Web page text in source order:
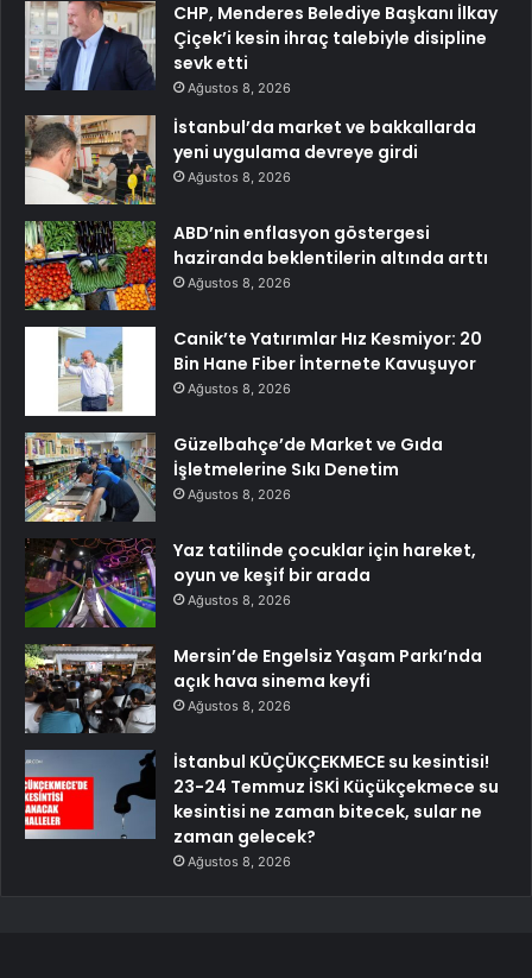
CHP, Menderes Belediye Başkanı İlkay
Çiçek’i kesin ihraç talebiyle disipline
sevk etti
Ağustos 8, 2026
İstanbul’da market ve bakkallarda
yeni uygulama devreye girdi
Ağustos 8, 2026
ABD’nin enflasyon göstergesi
haziranda beklentilerin altında arttı
Ağustos 8, 2026
Canik’te Yatırımlar Hız Kesmiyor: 20
Bin Hane Fiber İnternete Kavuşuyor
Ağustos 8, 2026
Güzelbahçe’de Market ve Gıda
İşletmelerine Sıkı Denetim
Ağustos 8, 2026
Yaz tatilinde çocuklar için hareket,
oyun ve keşif bir arada
Ağustos 8, 2026
Mersin’de Engelsiz Yaşam Parkı’nda
açık hava sinema keyfi
Ağustos 8, 2026
İstanbul KÜÇÜKÇEKMECE su kesintisi!
23-24 Temmuz İSKİ Küçükçekmece su
kesintisi ne zaman bitecek, sular ne
zaman gelecek?
Ağustos 8, 2026